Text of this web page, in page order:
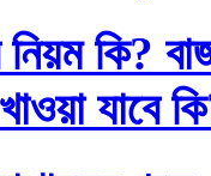
কি?
যাবে